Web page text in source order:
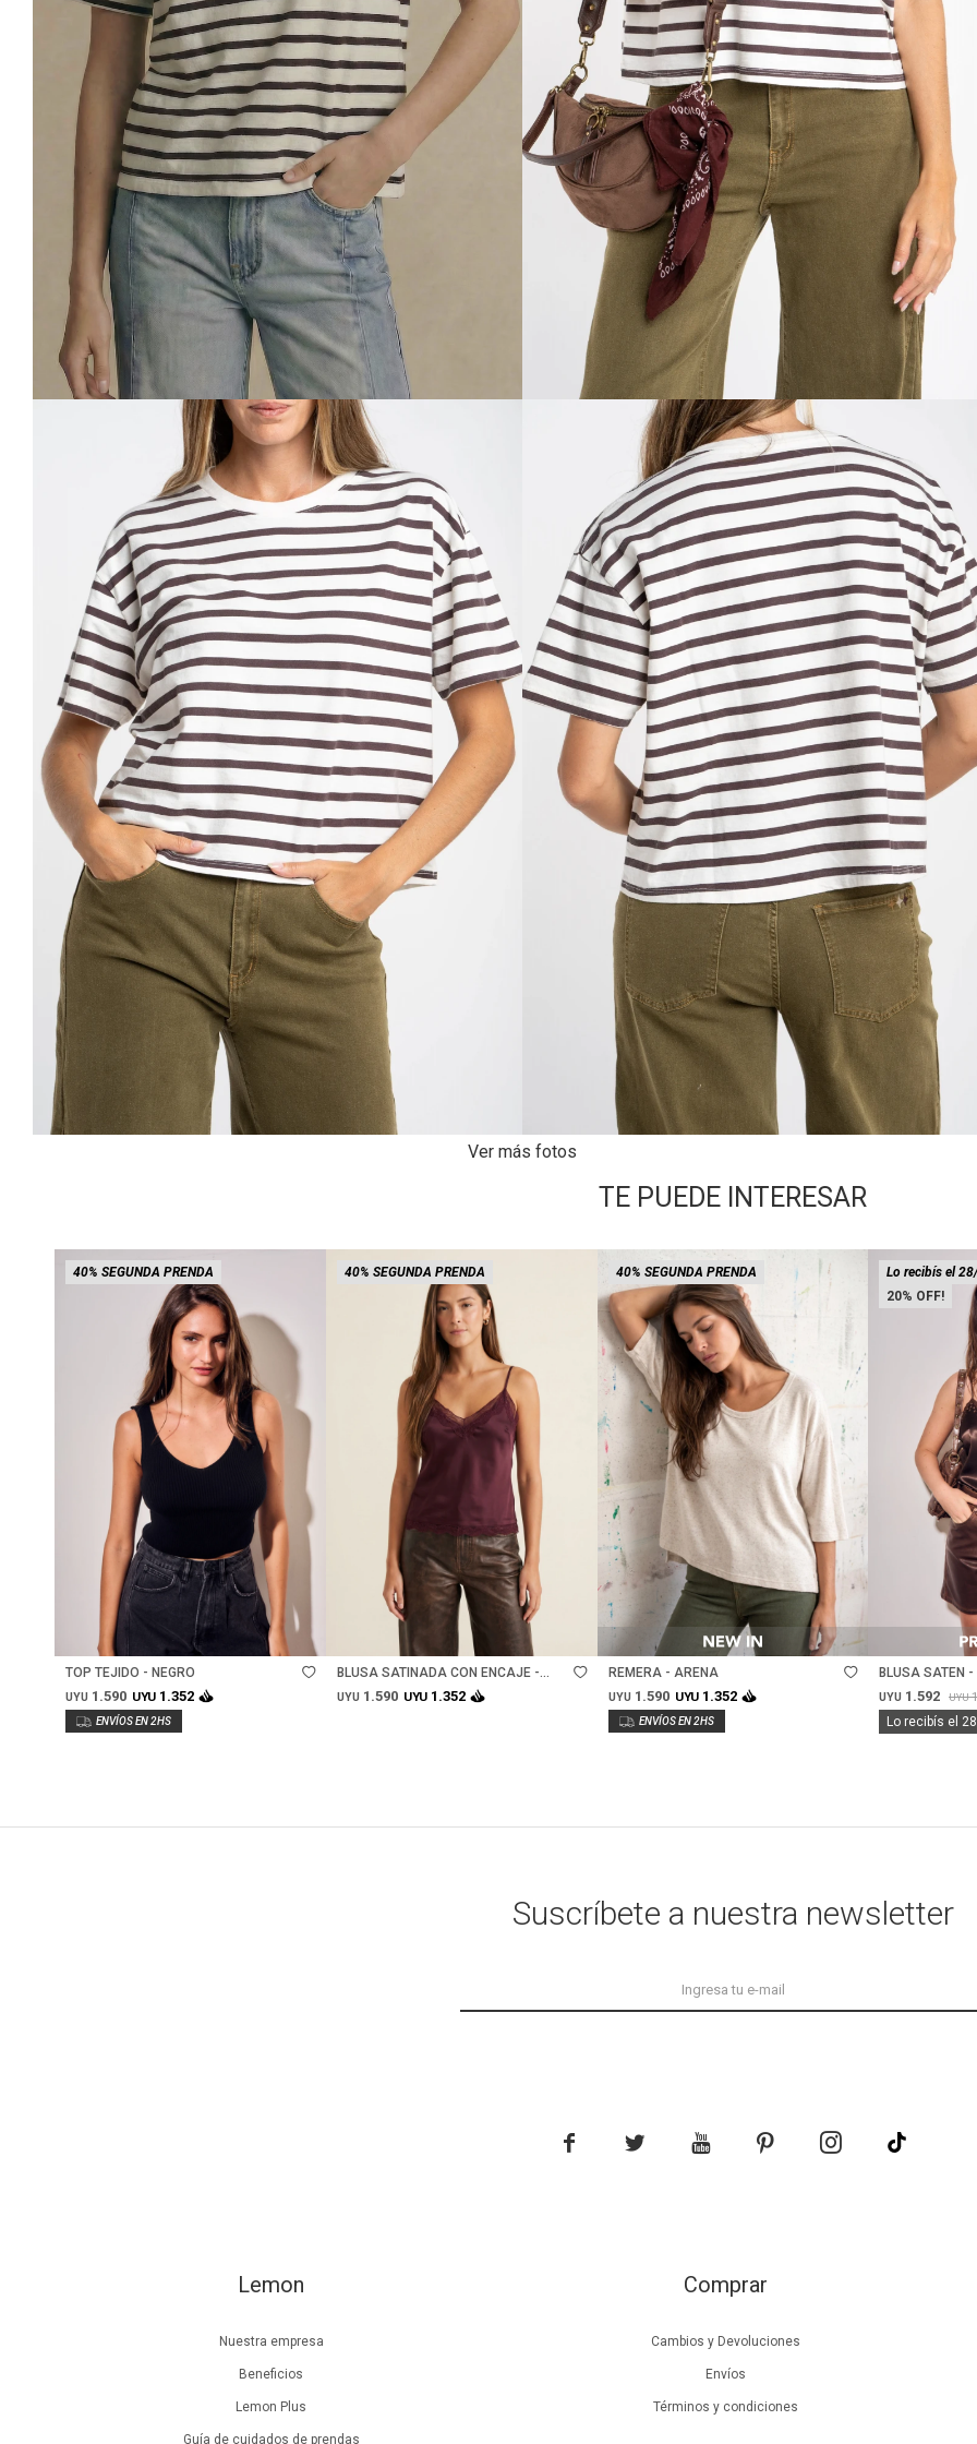
Ver más fotos
TE PUEDE INTERESAR
40% SEGUNDA PRENDA
Talle
TOP TEJIDO - NEGRO
UYU 1.590 UYU 1.352
40% SEGUNDA PRENDA
BLUSA SATINADA CON ENCAJE -
BURDEOS
UYU 1.590 UYU 1.352
40% SEGUNDA PRENDA
Talle
REMERA - ARENA
UYU 1.590 UYU 1.352
20
Lo recibís el
Talle
BLUSA SATEN -
UYU 1.592 UYU
Lo recibís el
Lemon
Nuestra empresa
Beneficios
Lemon Plus
Guía de cuidados de prendas
Comprar
Cambios y Devoluciones
Envíos
Términos y condiciones
Suscríbete a nuestra newsletter
    